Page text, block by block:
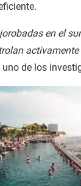
en el
uno de los